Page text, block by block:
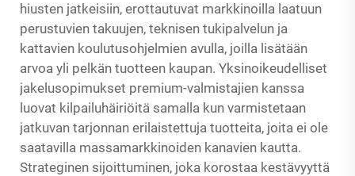
hiusten jatkeisiin, erottautuvat markkinoilla laatuun
perustuvien takuujen, teknisen tukipalvelun ja
kattavien koulutusohjelmien avulla, joilla lisätään
arvoa yli pelkän tuotteen kaupan. Yksinoikeudelliset
jakelusopimukset premium-valmistajien kanssa
luovat kilpailuhäiriöitä samalla kun varmistetaan
jatkuvan tarjonnan erilaistettuja tuotteita, joita ei ole
saatavilla massamarkkinoiden kanavien kautta.
Strateginen sijoittuminen, joka korostaa kestävyyttä